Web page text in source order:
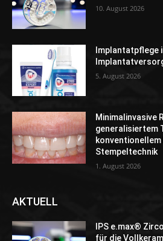
10. August 2026
Implantatpflege
5. August 2026
Minimalinvasive
generalisiertem
Stempeltechnik
1. August 2026
AKTUELL
IPS e.max®
für die